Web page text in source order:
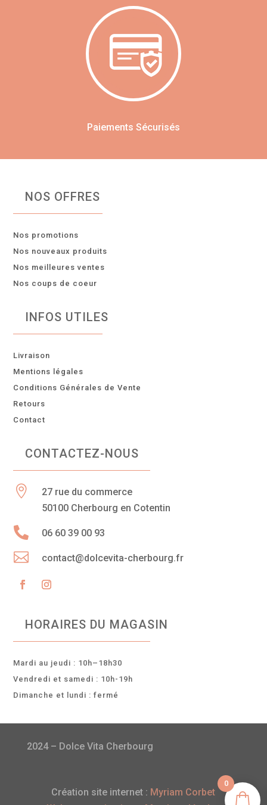
Paiements Sécurisés
NOS OFFRES
Nos promotions
Nos nouveaux produits
Nos meilleures ventes
Nos coups de coeur
INFOS UTILES
Livraison
Mentions légales
Conditions Générales de Vente
Retours
Contact
CONTACTEZ-NOUS

27 rue du commerce
50100 Cherbourg en Cotentin
 06 60 39 00 93
 contact@dolcevita-cherbourg.fr
HORAIRES DU MAGASIN
Mardi au jeudi : 10h–18h30
Vendredi et samedi : 10h-19h
Dimanche et lundi : fermé
2024 – Dolce Vita Cherbourg
Création site internet : Myriam Corbet
0